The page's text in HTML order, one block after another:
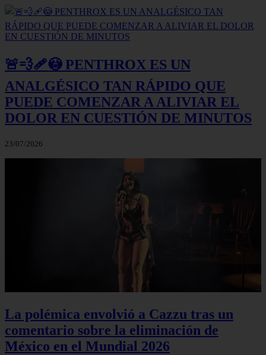
🚨💨🩹😳 PENTHROX ES UN
ANALGÉSICO TAN RÁPIDO QUE
PUEDE COMENZAR A ALIVIAR EL
DOLOR EN CUESTIÓN DE MINUTOS
23/07/2026
La polémica envolvió a Cazzu tras un
comentario sobre la eliminación de
México en el Mundial 2026